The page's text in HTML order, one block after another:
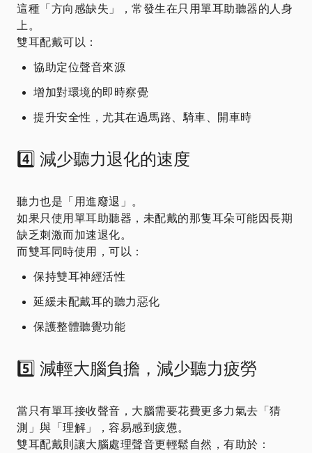
這種「方向感缺失」，常發生在只用單耳助聽器的人身
上。
雙耳配戴可以：
協助定位聲音來源
增加對環境的即時察覺
提升安全性，尤其在過馬路、騎車、開車時
4️⃣ 減少聽力退化的速度
聽力也是「用進廢退」。
如果只使用單耳助聽器，未配戴的那隻耳朵可能因長期
缺乏刺激而加速退化。
而雙耳同時使用，可以：
保持雙耳神經活性
延緩未配戴耳的聽力惡化
保護整體聽覺功能
5️⃣ 減輕大腦負擔，減少聽力疲勞
當只有單耳接收聲音，大腦需要花費更多力氣去「猜
測」與「理解」，容易感到疲憊。
雙耳配戴則讓大腦處理聲音更輕鬆自然，有助於：